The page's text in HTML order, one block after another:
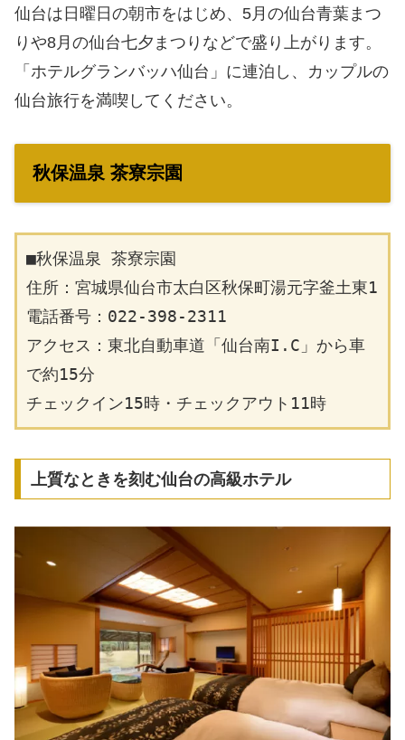
仙台は日曜日の朝市をはじめ、5月の仙台青葉まつ
りや8月の仙台七夕まつりなどで盛り上がります。
「ホテルグランバッハ仙台」に連泊し、カップルの
仙台旅行を満喫してください。
秋保温泉 茶寮宗園
■秋保温泉 茶寮宗園
住所：宮城県仙台市太白区秋保町湯元字釜土東1
電話番号：022-398-2311
アクセス：東北自動車道「仙台南I.C」から車
で約15分
チェックイン15時・チェックアウト11時
上質なときを刻む仙台の高級ホテル